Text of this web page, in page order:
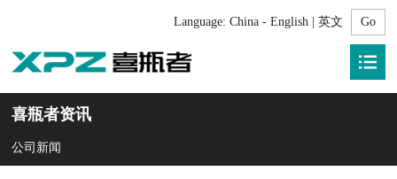
Language: China - English | 英文
喜瓶者资讯
公司新闻